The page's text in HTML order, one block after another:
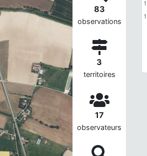
83
observations
3
territoires
17
observateurs